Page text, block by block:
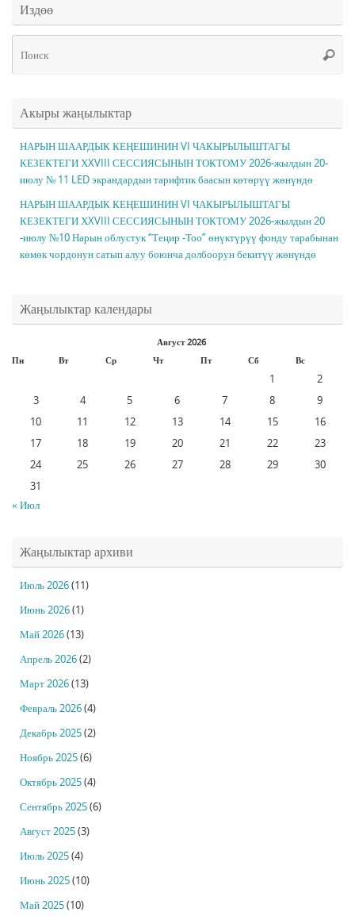
Издөө
Поиск
Акыры жаңылыктар
НАРЫН ШААРДЫК КЕҢЕШИНИН VI ЧАКЫРЫЛЫШТАГЫ
КЕЗЕКТЕГИ ХXVIII СЕССИЯСЫНЫН ТОКТОМУ 2026-жылдын 20-
июлу № 11 LED экрандардын тарифтик баасын көтөрүү жөнүндө
НАРЫН ШААРДЫК КЕҢЕШИНИН VI ЧАКЫРЫЛЫШТАГЫ
КЕЗЕКТЕГИ ХXVIII СЕССИЯСЫНЫН ТОКТОМУ 2026-жылдын 20
-июлу №10 Нарын облустук “Теңир -Тоо” өнүктүрүү фонду тарабынан
көмөк чордонун сатып алуу боюнча долбоорун бекитүү жөнүндө
Жаңылыктар календары
Август 2026
Пн
Вт Ср Чт Пт Сб Вс
1
2
3
4 5 6 7 8
9
10
11 12 13 14 15
16
17
18 19 20 21 22
23
24
25 26 27 28 29
30
31
« Июл
Жаңылыктар архиви
Июль 2026(11)
Июнь 2026(1)
Май 2026(13)
Апрель 2026(2)
Март 2026(13)
Февраль 2026(4)
Декабрь 2025(2)
Ноябрь 2025(6)
Октябрь 2025(4)
Сентябрь 2025(6)
Август 2025(3)
Июль 2025(4)
Июнь 2025(10)
Май 2025(10)